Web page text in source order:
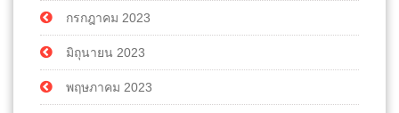
กรกฎาคม 2023
มิถุนายน 2023
พฤษภาคม 2023